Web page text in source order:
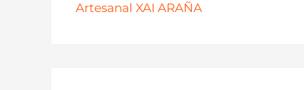
Artesanal XAI ARAÑA